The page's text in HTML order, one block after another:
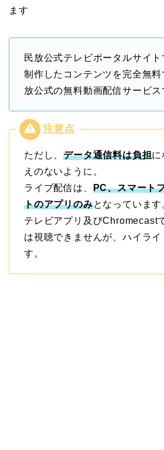
ます
民放公式テレビポータルサイ
制作したコンテンツを完全無
放公式の無料動画配信サービス
ただし、データ通信料は負担に
えのないように。
ライブ配信は、 PC、スマート
トのアプリのみとなっています
テレビアプリ及びChromecast
は視聴できませんが、ハイライ
す。